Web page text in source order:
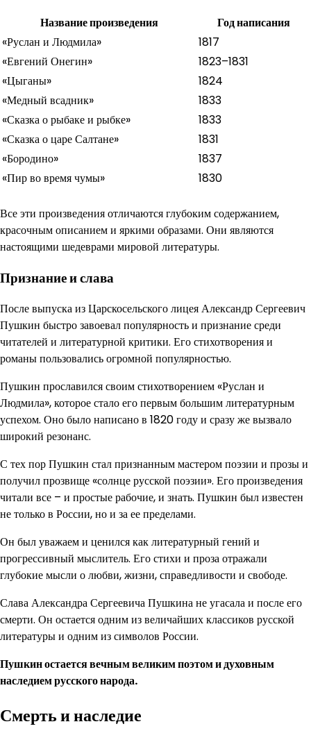
Название произведения
Год написания
«Руслан и Людмила»
1817
«Евгений Онегин»
1823–1831
«Цыганы»
1824
«Медный всадник»
1833
«Сказка о рыбаке и рыбке»
1833
«Сказка о царе Салтане»
1831
«Бородино»
1837
«Пир во время чумы»
1830
Все эти произведения отличаются глубоким содержанием,
красочным описанием и яркими образами. Они являются
настоящими шедеврами мировой литературы.
Признание и слава
После выпуска из Царскосельского лицея Александр Сергеевич
Пушкин быстро завоевал популярность и признание среди
читателей и литературной критики. Его стихотворения и
романы пользовались огромной популярностью.
Пушкин прославился своим стихотворением «Руслан и
Людмила», которое стало его первым большим литературным
успехом. Оно было написано в 1820 году и сразу же вызвало
широкий резонанс.
С тех пор Пушкин стал признанным мастером поэзии и прозы и
получил прозвище «солнце русской поэзии». Его произведения
читали все – и простые рабочие, и знать. Пушкин был известен
не только в России, но и за ее пределами.
Он был уважаем и ценился как литературный гений и
прогрессивный мыслитель. Его стихи и проза отражали
глубокие мысли о любви, жизни, справедливости и свободе.
Слава Александра Сергеевича Пушкина не угасала и после его
смерти. Он остается одним из величайших классиков русской
литературы и одним из символов России.
Пушкин остается вечным великим поэтом и духовным
наследием русского народа.
Смерть и наследие